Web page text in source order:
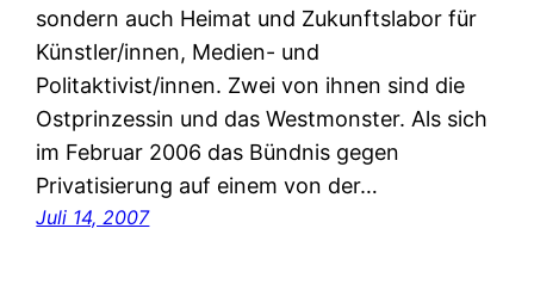
sondern auch Heimat und Zukunftslabor für
Künstler/innen, Medien- und
Politaktivist/innen. Zwei von ihnen sind die
Ostprinzessin und das Westmonster. Als sich
im Februar 2006 das Bündnis gegen
Privatisierung auf einem von der…
Juli 14, 2007